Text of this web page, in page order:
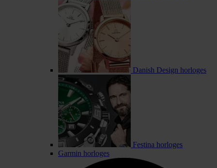
Danish Design horloges
Festina horloges
Garmin horloges